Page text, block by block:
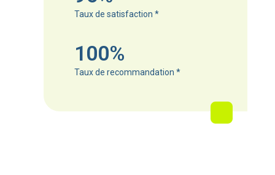
Taux de satisfaction *
100%
Taux de recommandation *